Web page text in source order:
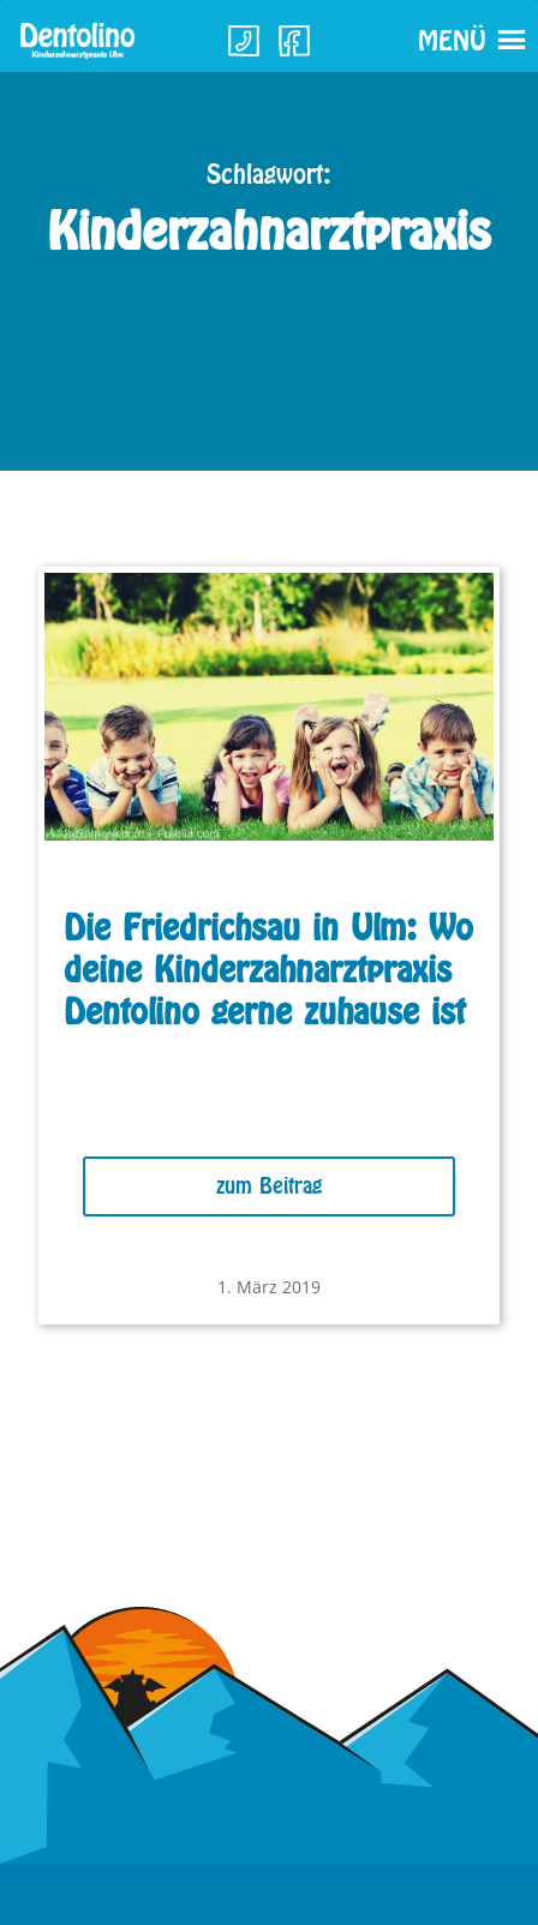
content
MENÜ
Schlagwort:
Kinderzahnarztpraxis
Die Friedrichsau in Ulm: Wo
deine Kinderzahnarztpraxis
Dentolino gerne zuhause ist
zum Beitrag
1. März 2019